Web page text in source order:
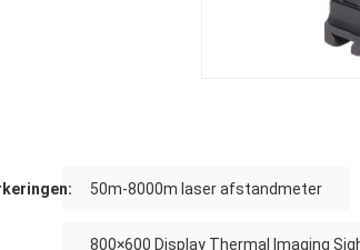
50m-8000m laser afstandmeter
800×600 Display Thermal Imaging